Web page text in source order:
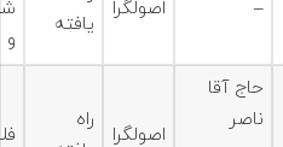
– اصولگرا
یافته
و
حاج آقا
ناصر
اصولگرا
راه